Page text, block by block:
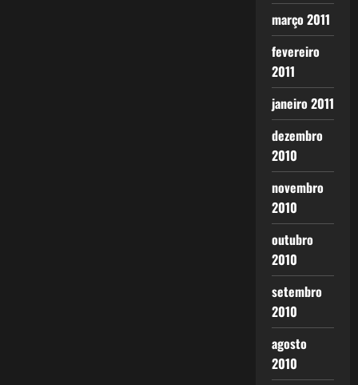
março 2011
fevereiro
2011
janeiro 2011
dezembro
2010
novembro
2010
outubro
2010
setembro
2010
agosto
2010